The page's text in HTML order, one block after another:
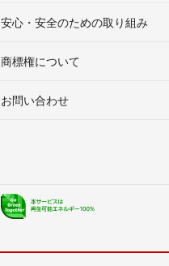
安心・安全のための取り組み
商標権について
お問い合わせ